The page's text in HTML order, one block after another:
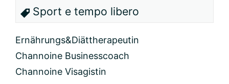
Sport e tempo libero
Ernährungs&Diättherapeutin
Channoine Businesscoach
Channoine Visagistin